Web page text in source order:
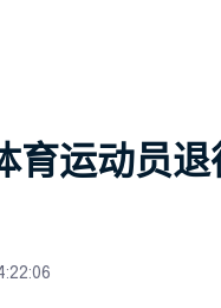
育运动员